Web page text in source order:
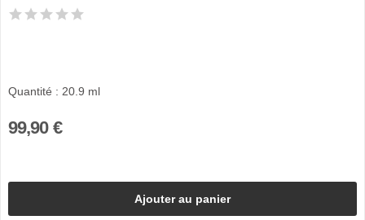
Quantité : 20.9 ml
99,90 €
Ajouter au panier